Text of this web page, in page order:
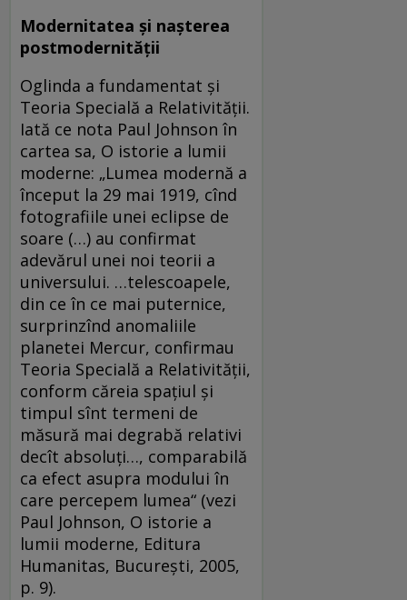
Modernitatea și nașterea
postmodernității
Oglinda a fundamentat și
Teoria Specială a Relativității.
Iată ce nota Paul John­son în
cartea sa, O istorie a lumii
moderne: „Lumea modernă a
început la 29 mai 1919, cînd
fotografiile unei eclipse de
soare (…) au confirmat
adevărul unei noi teorii a
universului. …telescoapele,
din ce în ce mai puternice,
surprinzînd anomaliile
planetei Mercur, confirmau
Teoria Specială a Relativității,
conform căreia spațiul și
timpul sînt termeni de
măsură mai degrabă relativi
decît absoluți…, comparabilă
ca efect asupra modului în
care percepem lumea“ (vezi
Paul Johnson, O istorie a
lumii moderne, Editura
Humanitas, București, 2005,
p. 9).